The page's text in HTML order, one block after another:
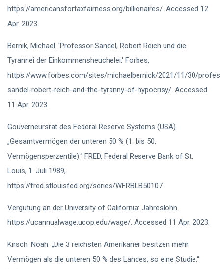
https://americansfortaxfairness.org/billionaires/. Accessed 12
Apr. 2023.
Bernik, Michael. 'Professor Sandel, Robert Reich und die
Tyrannei der Einkommensheuchelei.' Forbes,
https://www.forbes.com/sites/michaelbernick/2021/11/30/
sandel-robert-reich-and-the-tyranny-of-hypocrisy/. Accessed
11 Apr. 2023.
Gouverneursrat des Federal Reserve Systems (USA).
„Gesamtvermögen der unteren 50 % (1. bis 50.
Vermögensperzentile).“ FRED, Federal Reserve Bank of St.
Louis, 1. Juli 1989,
https://fred.stlouisfed.org/series/WFRBLB50107.
Vergütung an der University of California: Jahreslohn.
https://ucannualwage.ucop.edu/wage/. Accessed 11 Apr. 2023.
Kirsch, Noah. „Die 3 reichsten Amerikaner besitzen mehr
Vermögen als die unteren 50 % des Landes, so eine Studie.“